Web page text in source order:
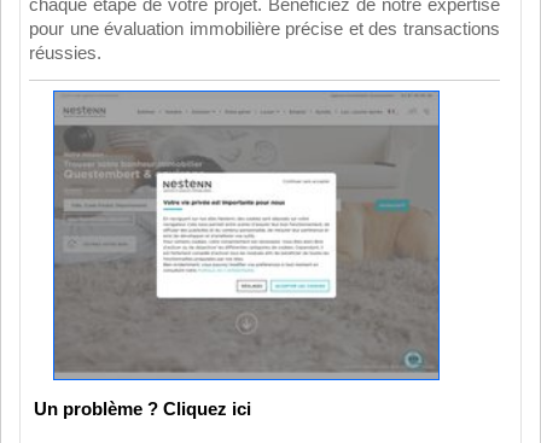
chaque étape de votre projet. Bénéficiez de notre expertise
pour une évaluation immobilière précise et des transactions
réussies.
Un problème ? Cliquez ici